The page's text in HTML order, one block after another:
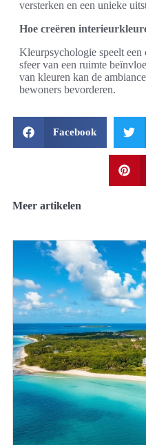
versterken en een unieke
Hoe creëren
Kleurpsychologie speelt
sfeer van een ruimte
van kleuren kan de
bewoners bevorderen.
Facebook
Meer artikelen